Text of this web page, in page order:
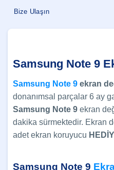
Bize Ulaşın
Samsung Note 9
Samsung Note 9 ekran
donanımsal parçalar 6 ay
Samsung Note 9 ekran
dakika sürmektedir. Ekran
adet ekran koruyucu
Samsung Note 9